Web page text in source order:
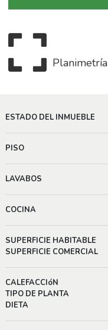
Planimetría
ESTADO DEL INMUEBLE
PISO
LAVABOS
COCINA
SUPERFICIE HABITABLE
SUPERFICIE COMERCIAL
CALEFACCIóN
TIPO DE PLANTA
DIETA